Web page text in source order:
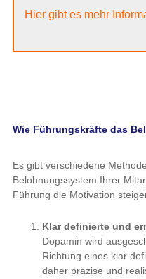
Hier gibt es mehr
Wie Führungskräfte das
Es gibt verschiedene
Belohnungssystem Ihrer
Führung die Motivation
Klar definierte und
Dopamin wird
Richtung eines klar
daher präzise und